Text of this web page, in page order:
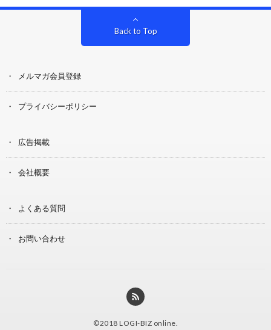
Back to Top
メルマガ会員登録
プライバシーポリシー
広告掲載
会社概要
よくある質問
お問い合わせ
©2018 LOGI-BIZ online.